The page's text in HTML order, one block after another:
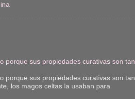
porque sus propiedades curativas son tan
porque sus propiedades curativas son tan
los magos celtas la usaban para